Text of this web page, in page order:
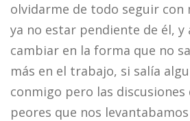
olvidarme de todo seguir con
ya no estar pendiente de él, y
cambiar en la forma que no
más en el trabajo, si salía
conmigo pero las discusiones
peores que nos